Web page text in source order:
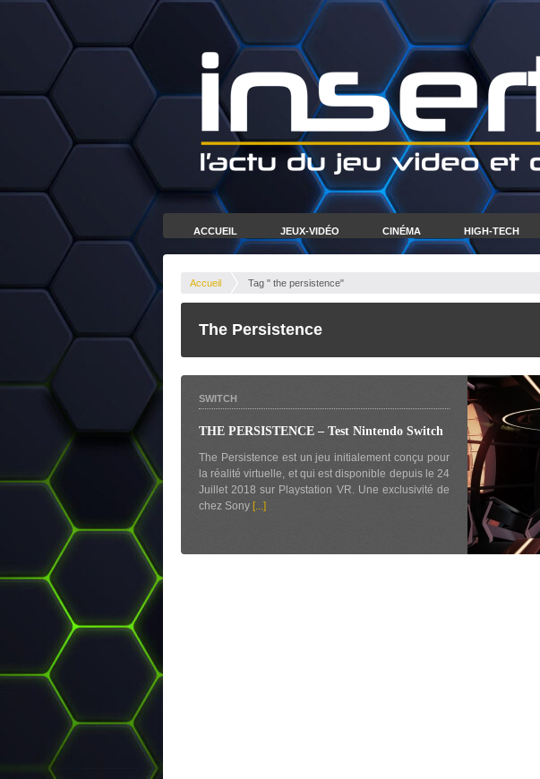
ACCUEIL JEUX-VIDÉO CINÉMA HIGH-TECH
Accueil Tag " the persistence"
The Persistence
SWITCH
THE PERSISTENCE – Test Nintendo Switch
The Persistence est un jeu initialement conçu pour
la réalité virtuelle, et qui est disponible depuis le 24
Juillet 2018 sur Playstation VR. Une exclusivité de
chez Sony [...]